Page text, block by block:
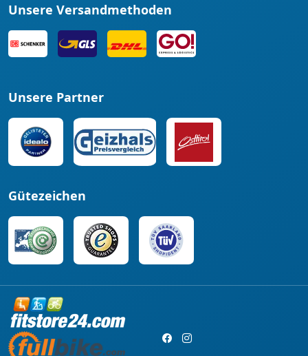
Unsere Versandmethoden
Unsere Partner
Gütezeichen